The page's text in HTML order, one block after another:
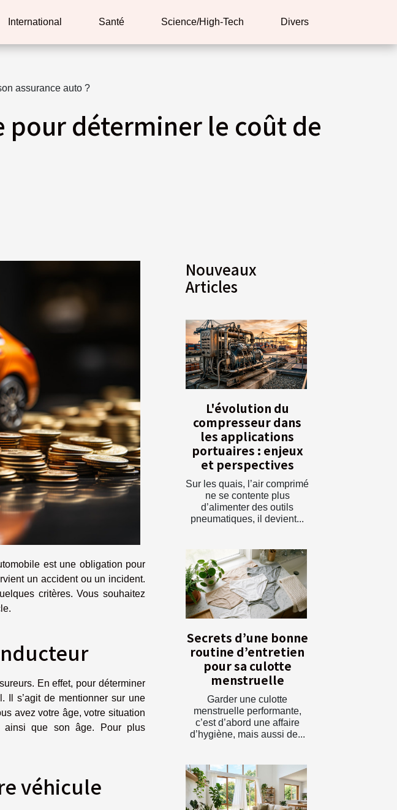
International Santé Science/High-Tech Divers
assurance auto ?
pour déterminer le coût de
est une obligation pour
un accident ou un incident.
critères. Vous souhaitez
En effet, pour déterminer
Il s’agit de mentionner sur une
avez votre âge, votre situation
ainsi que son âge. Pour plus
véhicule
Nouveaux
Articles
L'évolution du
compresseur dans
les applications
portuaires : enjeux
et perspectives
Sur les quais, l’air comprimé
ne se contente plus
d’alimenter des outils
pneumatiques, il devient...
Secrets d’une bonne
routine d’entretien
pour sa culotte
menstruelle
Garder une culotte
menstruelle performante,
c’est d’abord une affaire
d’hygiène, mais aussi de...